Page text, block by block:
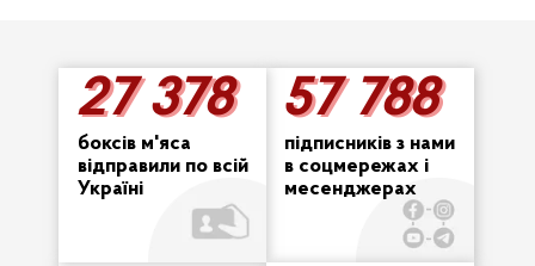
57 788
57 788
27 378
27 378
боксів м'яса
відправили по всій
Україні
підписників з нами
в соцмережах і
месенджерах